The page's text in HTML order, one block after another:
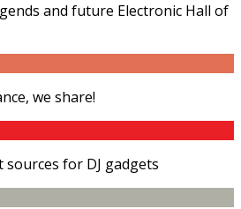
and future Electronic Hall of
we share!
sources for DJ gadgets